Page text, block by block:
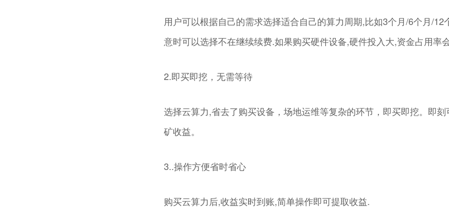
用户可以根据自己的需求选择适合自己的算力周期,比如3个月/6个月/12
意时可以选择不在继续续费.如果购买硬件设备,硬件投入大,资金占用率
2.即买即挖，无需等待
选择云算力,省去了购买设备，场地运维等复杂的环节，即买即挖。即
矿收益。
3..操作方便省时省心
购买云算力后,收益实时到账,简单操作即可提取收益.